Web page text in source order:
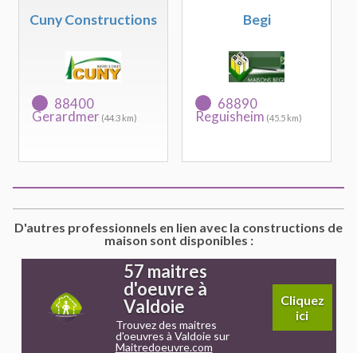
Cuny Constructions
88400
Gerardmer (44.3 km)
Begi
68890
Reguisheim (45.5 km)
D'autres professionnels en lien avec la constructions de
maison sont disponibles :
57 maitres
d'oeuvre à
Valdoie
Trouvez des maitres
d'oeuvres à Valdoie sur
Maitredoeuvre.com
Cliquez
ici